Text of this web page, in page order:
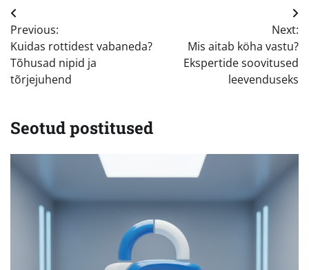
Navigeerimine
Previous:
Kuidas rottidest vabaneda?
Tõhusad nipid ja
tõrjejuhend
Next:
Mis aitab köha vastu?
Ekspertide soovitused
leevenduseks
Seotud postitused